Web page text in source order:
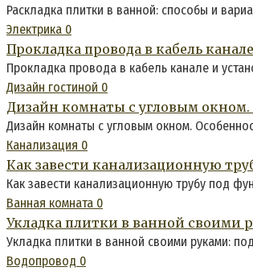
Раскладка плитки в ванной: способы и
Электрика 0
Прокладка провода в кабель
Прокладка провода в кабель канале и
Дизайн гостиной 0
Дизайн комнаты с угловым
Дизайн комнаты с угловым окном.
Канализация 0
Как завести канализационную
Как завести канализационную трубу под
Ванная комната 0
Укладка плитки в ванной своими
Укладка плитки в ванной своими руками:
Водопровод 0